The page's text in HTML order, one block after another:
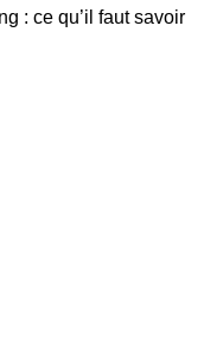
: ce qu’il faut savoir